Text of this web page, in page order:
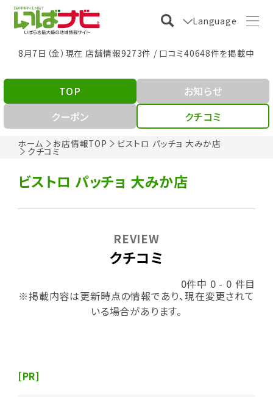
Language
8月7日（金）現在 店舗情報9273件 / 口コミ40648件を掲載中
ホーム お店情報TOP ビストロ パッチョ 大みか店
クチコミ
TOP
お知らせ
クーポン
クチコミ
ビストロ パッチョ 大みか店
クチコミ
REVIEW
0件中 0 - 0 件目
※掲載内容は更新時点の情報であり、現在変更されて
いる場合があります。
[PR]